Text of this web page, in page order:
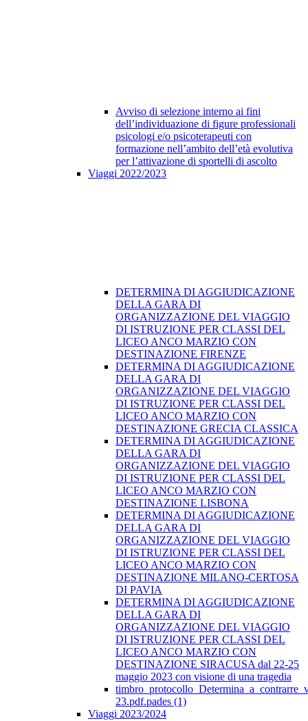
Avviso di selezione interno ai fini
dell’individuazione di figure professionali
psicologi e/o psicoterapeuti con
formazione nell’ambito dell’età evolutiva
per l’attivazione di sportelli di ascolto
Viaggi 2022/2023
DETERMINA DI AGGIUDICAZIONE
DELLA GARA DI
ORGANIZZAZIONE DEL VIAGGIO
DI ISTRUZIONE PER CLASSI DEL
LICEO ANCO MARZIO CON
DESTINAZIONE FIRENZE
DETERMINA DI AGGIUDICAZIONE
DELLA GARA DI
ORGANIZZAZIONE DEL VIAGGIO
DI ISTRUZIONE PER CLASSI DEL
LICEO ANCO MARZIO CON
DESTINAZIONE GRECIA CLASSICA
DETERMINA DI AGGIUDICAZIONE
DELLA GARA DI
ORGANIZZAZIONE DEL VIAGGIO
DI ISTRUZIONE PER CLASSI DEL
LICEO ANCO MARZIO CON
DESTINAZIONE LISBONA
DETERMINA DI AGGIUDICAZIONE
DELLA GARA DI
ORGANIZZAZIONE DEL VIAGGIO
DI ISTRUZIONE PER CLASSI DEL
LICEO ANCO MARZIO CON
DESTINAZIONE MILANO-CERTOSA
DI PAVIA
DETERMINA DI AGGIUDICAZIONE
DELLA GARA DI
ORGANIZZAZIONE DEL VIAGGIO
DI ISTRUZIONE PER CLASSI DEL
LICEO ANCO MARZIO CON
DESTINAZIONE SIRACUSA dal 22-25
maggio 2023 con visione di una tragedia
23.pdf.pades (1)
Viaggi 2023/2024